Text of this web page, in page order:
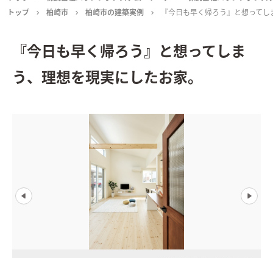
トップ
柏崎市 柏崎市の建築実例 『今日も早く帰ろう』と想って
『今日も早く帰ろう』と想ってしま
う、理想を現実にしたお家。